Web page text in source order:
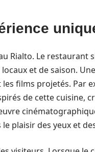
Rialto. Le restaurant
et de saison.
films projetés. Par
de cette cuisine,
plaisir des yeux et